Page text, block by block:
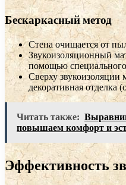
Бескаркасный метод
Стена очищается от
Звукоизоляционный
помощью
Сверху звукоизоляции
декоративная отделка
Читать также:
повышаем комфорт и
Эффективность